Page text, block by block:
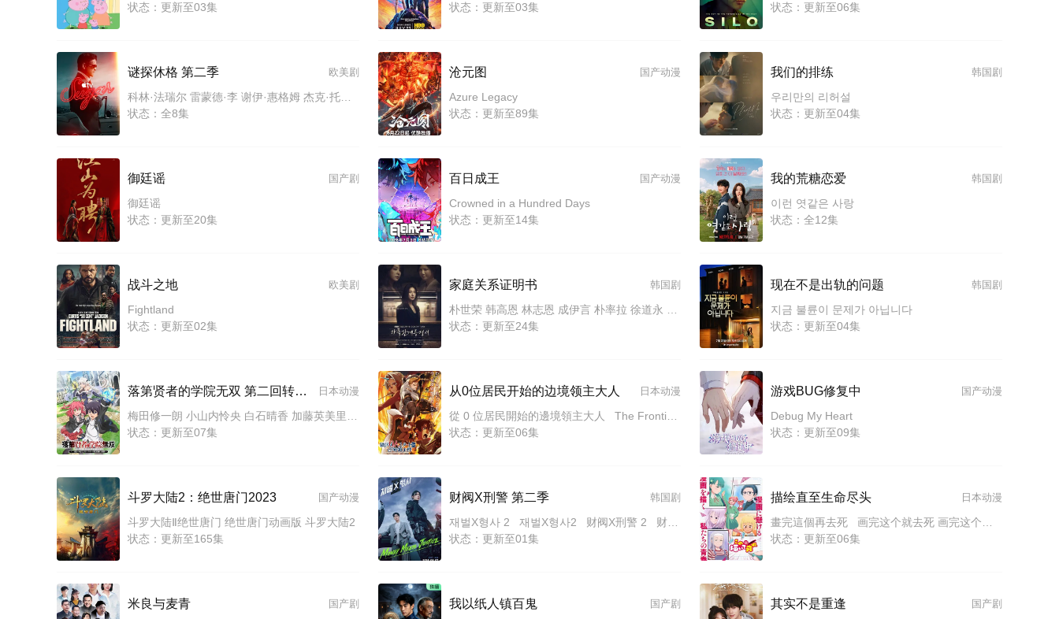
状态：更新至03集
状态：更新至03集
状态：更新至06集
欧美剧
谜探休格 第二季
状态：全8集
国产动漫
沧元图
Azure Legacy
状态：更新至89集
韩国剧
我们的排练
우리만의 리허설
状态：更新至04集
国产剧
御廷谣
御廷谣
状态：更新至20集
国产动漫
百日成王
Crowned in a Hundred Days
状态：更新至14集
韩国剧
我的荒糖恋爱
이런 엿같은 사랑
状态：全12集
欧美剧
战斗之地
Fightland
状态：更新至02集
韩国剧
家庭关系证明书
状态：更新至24集
韩国剧
现在不是出轨的问题
지금 불륜이 문제가 아닙니다
状态：更新至04集
日本动漫
落第贤者的学院无双 第二回转生，S等级作弊魔术师冒险记
状态：更新至07集
日本动漫
从0位居民开始的边境领主大人
状态：更新至06集
国产动漫
游戏BUG修复中
Debug My Heart
状态：更新至09集
国产动漫
斗罗大陆2：绝世唐门2023
斗罗大陆Ⅱ绝世唐门 绝世唐门动画版 斗罗大陆2
状态：更新至165集
韩国剧
财阀X刑警 第二季
状态：更新至01集
日本动漫
描绘直至生命尽头
状态：更新至06集
国产剧
米良与麦青 国产剧
我以纸人镇百鬼 国产剧
其实不是重逢